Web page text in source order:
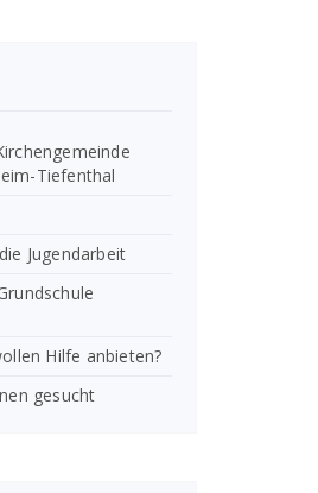
Tiefenthal
Jugendarbeit
Hilfe anbieten?
gesucht